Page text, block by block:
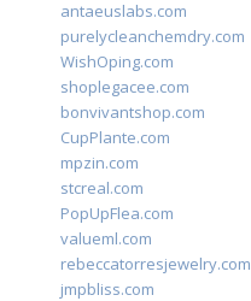
antaeuslabs.com
purelycleanchemdry.com
WishOping.com
shoplegacee.com
bonvivantshop.com
CupPlante.com
mpzin.com
stcreal.com
PopUpFlea.com
valueml.com
rebeccatorresjewelry.com
jmpbliss.com